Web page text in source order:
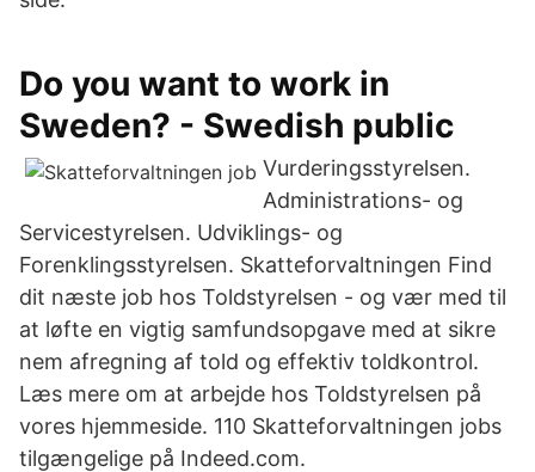
Do you want to work in
Sweden? - Swedish public
Vurderingsstyrelsen.
Administrations- og
Servicestyrelsen. Udviklings- og
Forenklingsstyrelsen. Skatteforvaltningen Find
dit næste job hos Toldstyrelsen - og vær med til
at løfte en vigtig samfundsopgave med at sikre
nem afregning af told og effektiv toldkontrol.
Læs mere om at arbejde hos Toldstyrelsen på
vores hjemmeside. 110 Skatteforvaltningen jobs
tilgængelige på Indeed.com.